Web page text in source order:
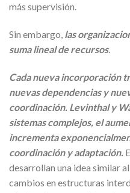
más supervisión.
Sin embargo, las
suma lineal de recursos.
Cada nueva incorporación
nuevas dependencias y
coordinación. Levinthal y
sistemas complejos, el
incrementa
coordinación y adaptación.
desarrollan una idea similar
cambios en estructuras